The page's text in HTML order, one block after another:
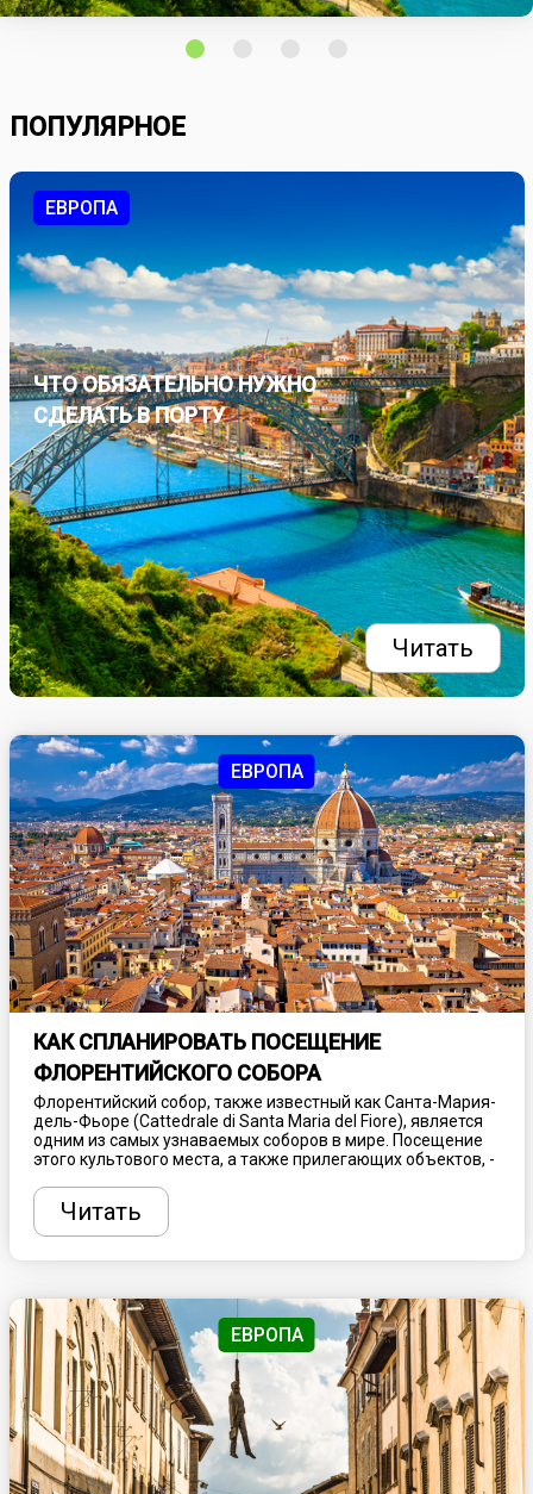
ПОПУЛЯРНОЕ
ЕВРОПА
ЧТО ОБЯЗАТЕЛЬНО НУЖНО
СДЕЛАТЬ В ПОРТУ
Читать
ЕВРОПА
КАК СПЛАНИРОВАТЬ ПОСЕЩЕНИЕ
ФЛОРЕНТИЙСКОГО СОБОРА
Флорентийский собор, также известный как Санта-Мария-
дель-Фьоре (Cattedrale di Santa Maria del Fiore), является
одним из самых узнаваемых соборов в мире. Посещение
этого культового места, а также прилегающих объектов, -
колокольню Джотто, пройти по лестнице на вершину
купола Брунеллески и заглянуть в баптистерий. Гостям
доступно несколько тарифов входных билетов, а поход к
подготовиться.
Читать
ЕВРОПА